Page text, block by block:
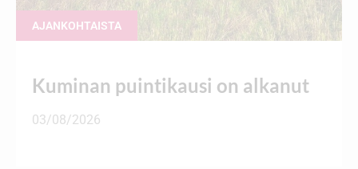
AJANKOHTAISTA
Kuminan puintikausi on alkanut
03/08/2026